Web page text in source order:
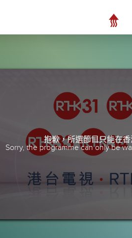
抱歉，所選節目只能在香
Sorry, the programme can only be